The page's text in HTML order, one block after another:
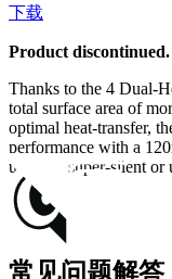
下载
Product discontinued.
Thanks to the 4 Dual-
total surface area of
optimal heat-transfer,
performance with a
used for super-silent
常见问题解答